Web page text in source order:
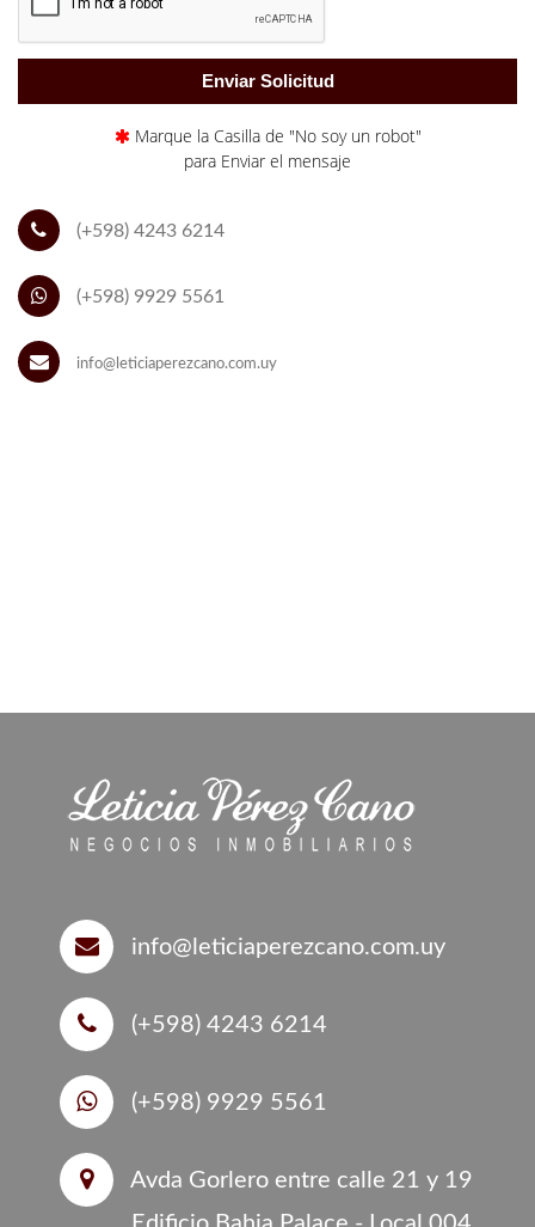
Marque la Casilla de "No soy un robot"
para Enviar el mensaje
(+598) 4243 6214
(+598) 9929 5561
info@leticiaperezcano.com.uy
info@leticiaperezcano.com.uy
(+598) 4243 6214
(+598) 9929 5561
Avda Gorlero entre calle 21 y 19